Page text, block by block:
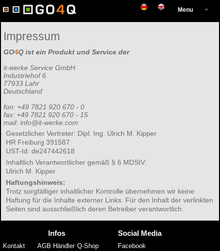
Menu
Impressum
GO4Q ist ein Produkt und Service der
it-werke Service GmbH
Industriehof 6
77933 Lahr
Deutschland
fon: +49 7821 920 670 - 0
fax: +49 7821 920 670 - 15
mail: info@it-werke.com
Gesetzlicher Vertreter: Dipl. Ing. Ulrich M. Kipper
HR Freiburg 391587
UST-Id: de247442618
Inhaltlich Verantwortlicher gemäß § 6 MDStV:
Ulrich M. Kipper
Haftungshinweis:
Trotz sorgfältiger inhaltlicher Kontrolle übernehmen wir keine
Haftung für die Inhalte externer Links. Für den Inhalt der verlinkten
Seiten sind ausschließlich deren Betreiber verantwortlich.
Infos
Kontakt
AGB Händler Q-Shop
Social Media
Facebook